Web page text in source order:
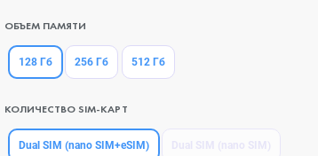
ОБЪЕМ ПАМЯТИ
128 Гб 256 Гб 512 Гб
КОЛИЧЕСТВО SIM-КАРТ
Dual SIM (nano SIM+eSIM)